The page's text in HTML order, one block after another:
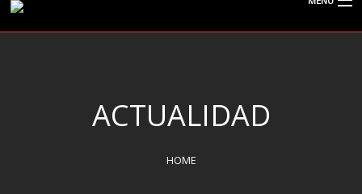
ACTUALIDAD
HOME